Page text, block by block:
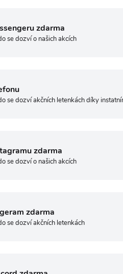
zdarma
se dozví o našich akcích
se dozví akčních letenkách díky
zdarma
se dozví o našich akcích
zdarma
se dozví akčních letenkách